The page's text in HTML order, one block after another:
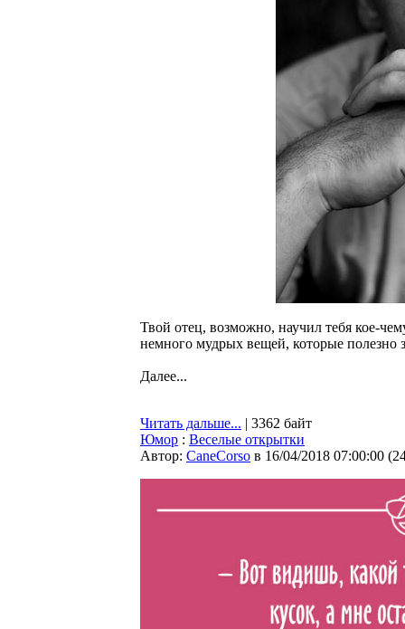
Твой отец, возможно, научил тебя кое-
немного мудрых вещей, которые полезно
Далее...
Читать дальше... | 3362 байт
Юмор : Веселые открытки
Автор: CaneCorso в 16/04/2018 07:00:00 (